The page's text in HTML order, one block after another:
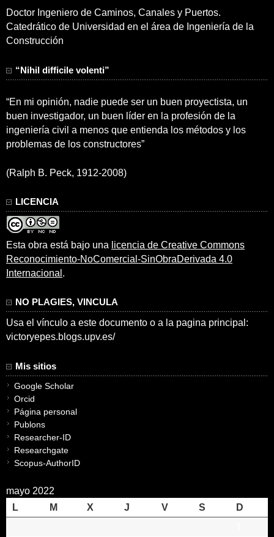
Doctor Ingeniero de Caminos, Canales y Puertos.
Catedrático de Universidad en el área de Ingeniería de la
Construcción
“Nihil difficile volenti”
“En mi opinión, nadie puede ser un buen proyectista, un
buen investigador, un buen líder en la profesión de la
ingeniería civil a menos que entienda los métodos y los
problemas de los constructores”
(Ralph B. Peck, 1912-2008)
LICENCIA
Esta obra está bajo una licencia de Creative Commons
Reconocimiento-NoComercial-SinObraDerivada 4.0
Internacional .
NO PLAGIES, VINCULA
Usa el vínculo a este documento o a la pagina principal:
victoryepes.blogs.upv.es/
Mis sitios
Google Scholar
Orcid
Página personal
Publons
Researcher-ID
Researchgate
Scopus-AuthorID
mayo 2022
L
M X J V S
D